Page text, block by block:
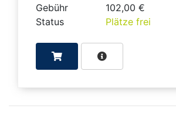
Gebühr
102,00 €
Status
Plätze frei